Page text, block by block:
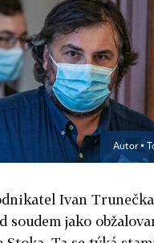
Autor ▪
Ivan
soudem jako